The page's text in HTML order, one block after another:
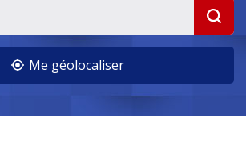
Me géolocaliser